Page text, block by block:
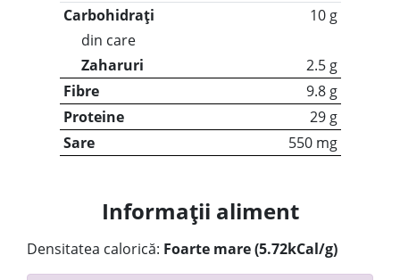
Carbohidrați
10 g
din care
Zaharuri
2.5 g
Fibre
9.8 g
Proteine
29 g
Sare
550 mg
Informații aliment
Densitatea calorică: Foarte mare (5.72kCal/g)